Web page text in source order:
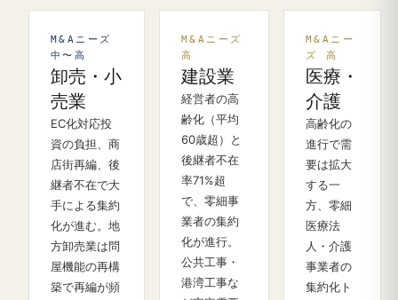
M&Aニーズ
中〜高
卸売・小
売業
EC化対応投
資の負担、商
店街再編、後
継者不在で大
手による集約
化が進む。地
方卸売業は問
屋機能の再構
築で再編が頻
M&Aニーズ
高
建設業
経営者の高
齢化（平均
60歳超）と
後継者不在
率71%超
で、零細事
業者の集約
化が進行。
公共工事・
港湾工事な
M&Aニー
ズ 高
医療・
介護
高齢化の
進行で需
要は拡大
する一
方、零細
医療法
人・介護
事業者の
集約化ト